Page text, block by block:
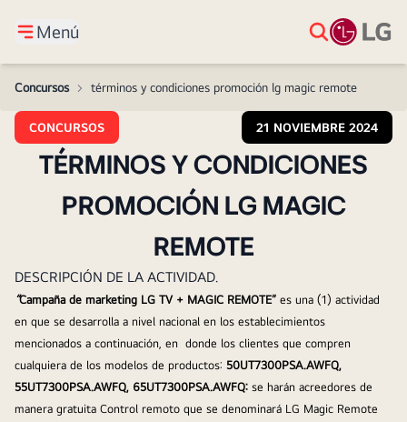
Menú
Concursos > términos y condiciones promoción lg magic remote
CONCURSOS 21 NOVIEMBRE 2024
TÉRMINOS Y CONDICIONES
PROMOCIÓN LG MAGIC
REMOTE
DESCRIPCIÓN DE LA ACTIVIDAD.
“Campaña de marketing LG TV + MAGIC REMOTE” es una (1) actividad
en que se desarrolla a nivel nacional en los establecimientos
mencionados a continuación, en  donde los clientes que compren
cualquiera de los modelos de productos: 50UT7300PSA.AWFQ,
55UT7300PSA.AWFQ, 65UT7300PSA.AWFQ: se harán acreedores de
manera gratuita Control remoto que se denominará LG Magic Remote